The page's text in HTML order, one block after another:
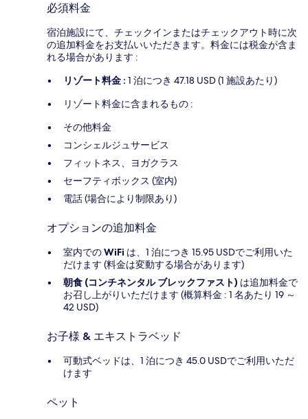
必須料金
宿泊施設にて、チェックインまたはチェックアウト時に次
の追加料金をお支払いいただきます。料金には税金が含ま
れる場合があります :
リゾート料金 : 1 泊につき 47.18 USD (1 施設あたり)
リゾート料金に含まれるもの :
その他料金
コンシェルジュサービス
フィットネス、ヨガクラス
セーフティボックス (室内)
電話 (場合により制限あり)
オプションの追加料金
室内でのWiFi は、1 泊につき 15.95 USDでご利用いた
だけます (料金は変動する場合があります)
朝食 (コンチネンタル ブレックファスト) は追加料金で
お召し上がりいただけます (概算料金 : 1 名あたり 19 ～
42 USD)
お子様 & エキストラベッド
可動式ベッドは、1 泊につき 45.0 USDでご利用いただ
けます
ペット